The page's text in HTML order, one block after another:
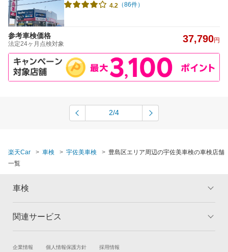
4.2 （86件）
参考車検価格
法定24ヶ月点検対象 37,790円
2/4
楽天Car 車検 宇佐美車検
豊島区エリア周辺の宇佐美車検の車検店舗
一覧
車検
トップ
車検の基礎知識 キャンペーン一覧
関連サービス
試乗・商談 新車購入
企業情報 個人情報保護方針 採用情報